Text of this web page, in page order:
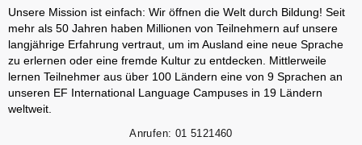
Unsere Mission ist einfach: Wir öffnen die Welt durch Bildung! Seit
mehr als 50 Jahren haben Millionen von Teilnehmern auf unsere
langjährige Erfahrung vertraut, um im Ausland eine neue Sprache
zu erlernen oder eine fremde Kultur zu entdecken. Mittlerweile
lernen Teilnehmer aus über 100 Ländern eine von 9 Sprachen an
unseren EF International Language Campuses in 19 Ländern
weltweit.
Anrufen: 01 5121460